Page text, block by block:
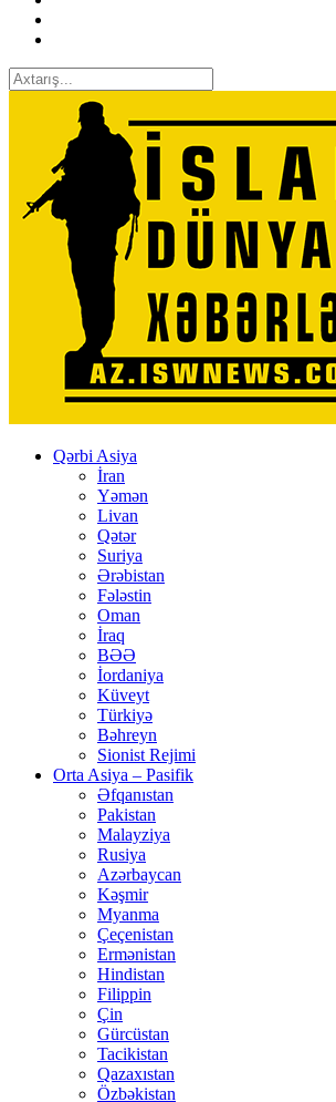
Qərbi Asiya
İran
Yəmən
Livan
Qətər
Suriya
Ərəbistan
Fələstin
Oman
İraq
BƏƏ
İordaniya
Küveyt
Türkiyə
Bəhreyn
Sionist Rejimi
Orta Asiya – Pasifik
Əfqanıstan
Pakistan
Malayziya
Rusiya
Azərbaycan
Kəşmir
Myanma
Çeçenistan
Ermənistan
Hindistan
Filippin
Çin
Gürcüstan
Tacikistan
Qazaxıstan
Özbəkistan